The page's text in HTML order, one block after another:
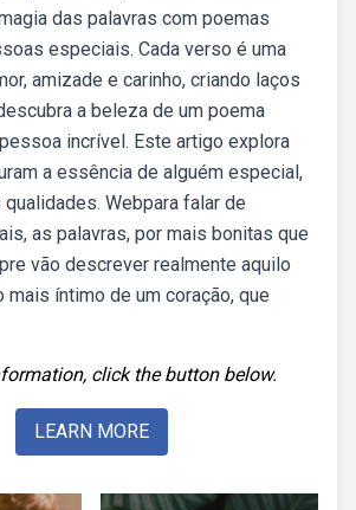
das palavras com poemas
especiais. Cada verso é uma
amizade e carinho, criando laços
a beleza de um poema
incrível. Este artigo explora
a essência de alguém especial,
Webpara falar de
as palavras, por mais bonitas que
vão descrever realmente aquilo
mais íntimo de um coração, que
click the button below.
LEARN MORE